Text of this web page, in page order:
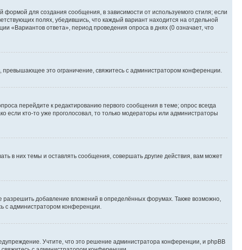
формой для создания сообщения, в зависимости от используемого стиля; если
полях, убедившись, что каждый вариант находится на отдельной
«Вариантов ответа», период проведения опроса в днях (0 означает, что
превышающее это ограничение, свяжитесь с администратором конференции.
перейдите к редактированию первого сообщения в теме; опрос всегда
если кто-то уже проголосовал, то только модераторы или администраторы
в них темы и оставлять сообщения, совершать другие действия, вам может
добавление вложений в определённых форумах. Также возможно,
с администратором конференции.
Учтите, что это решение администратора конференции, и phpBB